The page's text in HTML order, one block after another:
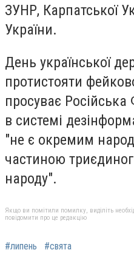
ЗУНР, Карпатської
України.
День української
протистояти
просуває Російська
в системі
"не є окремим
частиною
народу".
Якщо ви помітили помилку, виділіть
повідомити про це редакцію
#липень #свята